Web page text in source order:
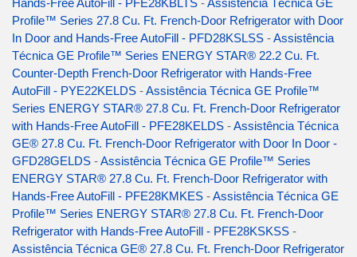
Hands-Free AutoFill - PFE28KBLTS -Assistência Técnica GE
Profile™ Series 27.8 Cu. Ft. French-Door Refrigerator with Door
In Door and Hands-Free AutoFill - PFD28KSLSS -Assistência
Técnica GE Profile™ Series ENERGY STAR® 22.2 Cu. Ft.
Counter-Depth French-Door Refrigerator with Hands-Free
AutoFill - PYE22KELDS -Assistência Técnica GE Profile™
Series ENERGY STAR® 27.8 Cu. Ft. French-Door Refrigerator
with Hands-Free AutoFill - PFE28KELDS -Assistência Técnica
GE® 27.8 Cu. Ft. French-Door Refrigerator with Door In Door -
GFD28GELDS -Assistência Técnica GE Profile™ Series
ENERGY STAR® 27.8 Cu. Ft. French-Door Refrigerator with
Hands-Free AutoFill - PFE28KMKES -Assistência Técnica GE
Profile™ Series ENERGY STAR® 27.8 Cu. Ft. French-Door
Refrigerator with Hands-Free AutoFill - PFE28KSKSS -
Assistência Técnica GE® 27.8 Cu. Ft. French-Door Refrigerator